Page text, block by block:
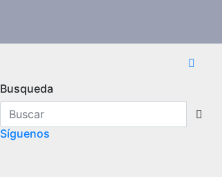
Busqueda
Síguenos